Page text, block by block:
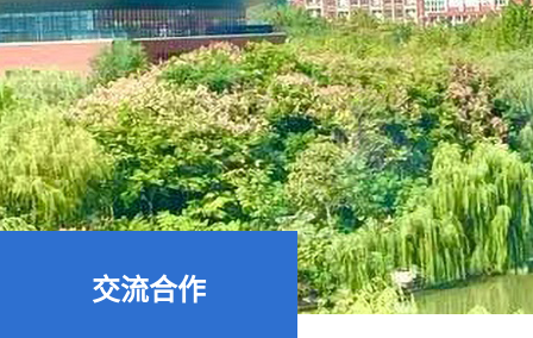
交流合作